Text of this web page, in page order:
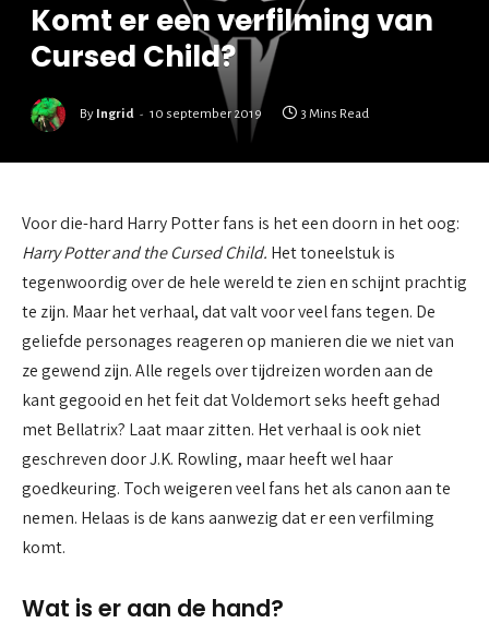
Komt er een verfilming van
Cursed Child?
By Ingrid 10 september 2019 3 Mins Read
Voor die-hard Harry Potter fans is het een doorn in het oog:
Harry Potter and the Cursed Child. Het toneelstuk is
tegenwoordig over de hele wereld te zien en schijnt prachtig
te zijn. Maar het verhaal, dat valt voor veel fans tegen. De
geliefde personages reageren op manieren die we niet van
ze gewend zijn. Alle regels over tijdreizen worden aan de
kant gegooid en het feit dat Voldemort seks heeft gehad
met Bellatrix? Laat maar zitten. Het verhaal is ook niet
geschreven door J.K. Rowling, maar heeft wel haar
goedkeuring. Toch weigeren veel fans het als canon aan te
nemen. Helaas is de kans aanwezig dat er een verfilming
komt.
Wat is er aan de hand?